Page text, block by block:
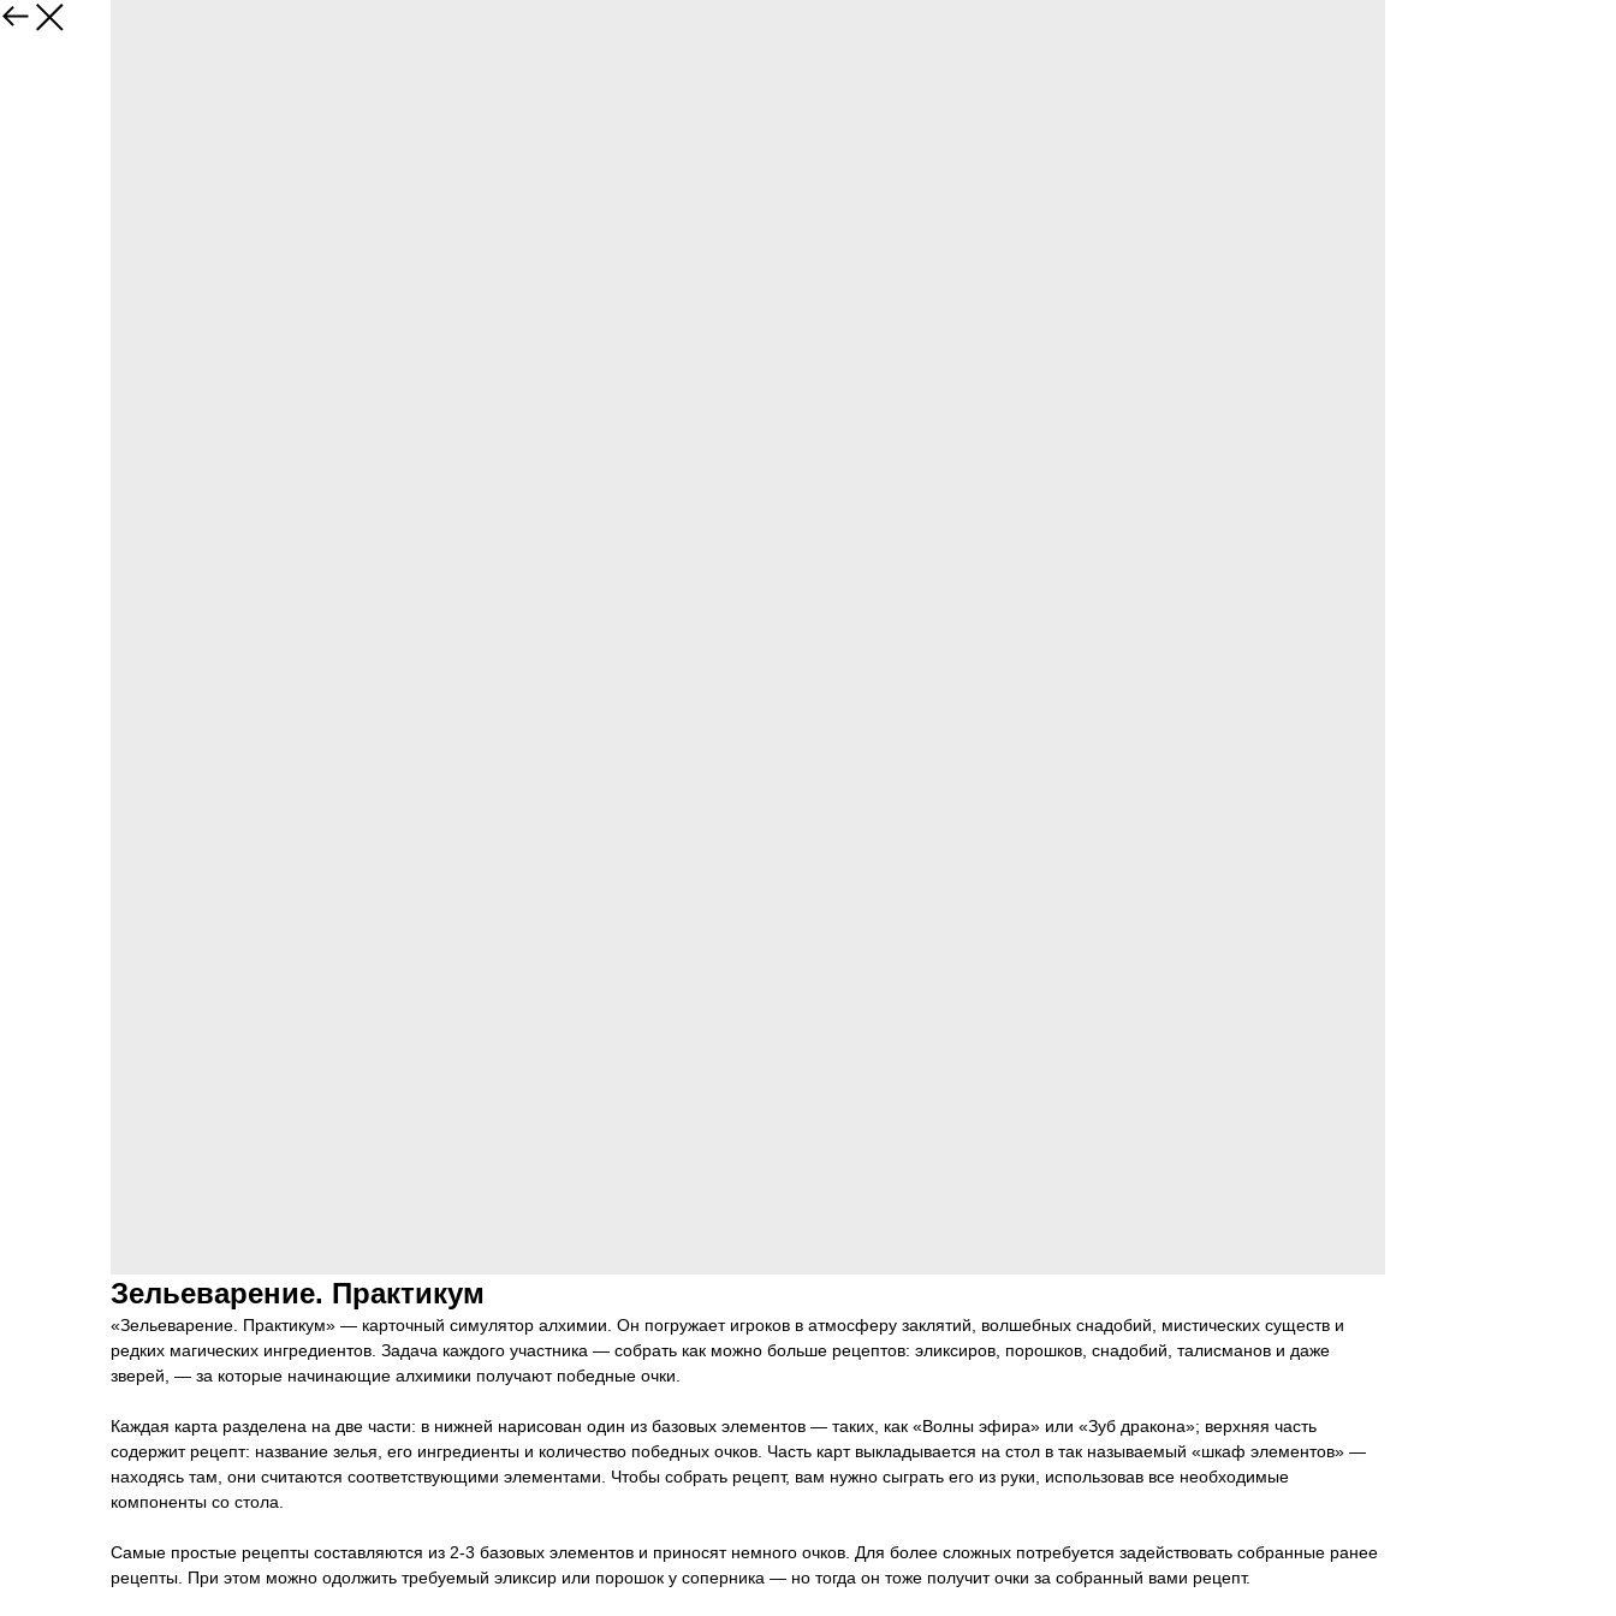
Зельеварение. Практикум
«Зельеварение. Практикум» — карточный симулятор алхимии. Он погружает игроков в атмосферу заклятий, волшебных снадобий, мистических существ и
редких магических ингредиентов. Задача каждого участника — собрать как можно больше рецептов: эликсиров, порошков, снадобий, талисманов и даже
зверей, — за которые начинающие алхимики получают победные очки.
Каждая карта разделена на две части: в нижней нарисован один из базовых элементов — таких, как «Волны эфира» или «Зуб дракона»; верхняя часть
содержит рецепт: название зелья, его ингредиенты и количество победных очков. Часть карт выкладывается на стол в так называемый «шкаф элементов» —
находясь там, они считаются соответствующими элементами. Чтобы собрать рецепт, вам нужно сыграть его из руки, использовав все необходимые
компоненты со стола.
Самые простые рецепты составляются из 2-3 базовых элементов и приносят немного очков. Для более сложных потребуется задействовать собранные ранее
рецепты. При этом можно одолжить требуемый эликсир или порошок у соперника — но тогда он тоже получит очки за собранный вами рецепт.